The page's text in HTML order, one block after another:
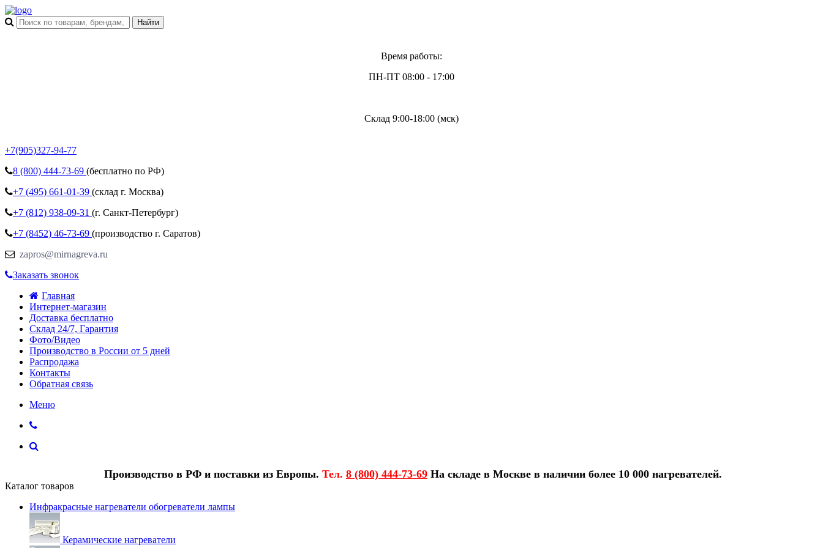
Время работы:
ПН-ПТ 08:00 - 17:00
Склад 9:00-18:00 (мск)
+7(905)327-94-77
8 (800) 444-73-69 (бесплатно по РФ)
+7 (495) 661-01-39 (склад г. Москва)
+7 (812) 938-09-31 (г. Санкт-Петербург)
+7 (8452) 46-73-69 (производство г. Саратов)
zapros@mirnagreva.ru
Заказать звонок
Главная
Интернет-магазин
Доставка бесплатно
Склад 24/7, Гарантия
Фото/Видео
Производство в России от 5 дней
Распродажа
Контакты
Обратная связь
Меню
Производство в РФ и поставки из Европы. Тел. 8 (800) 444-73-69 На складе в Москве в наличии более 10 000 нагревателей.
Каталог товаров
Инфракрасные нагреватели обогреватели лампы
Керамические нагреватели